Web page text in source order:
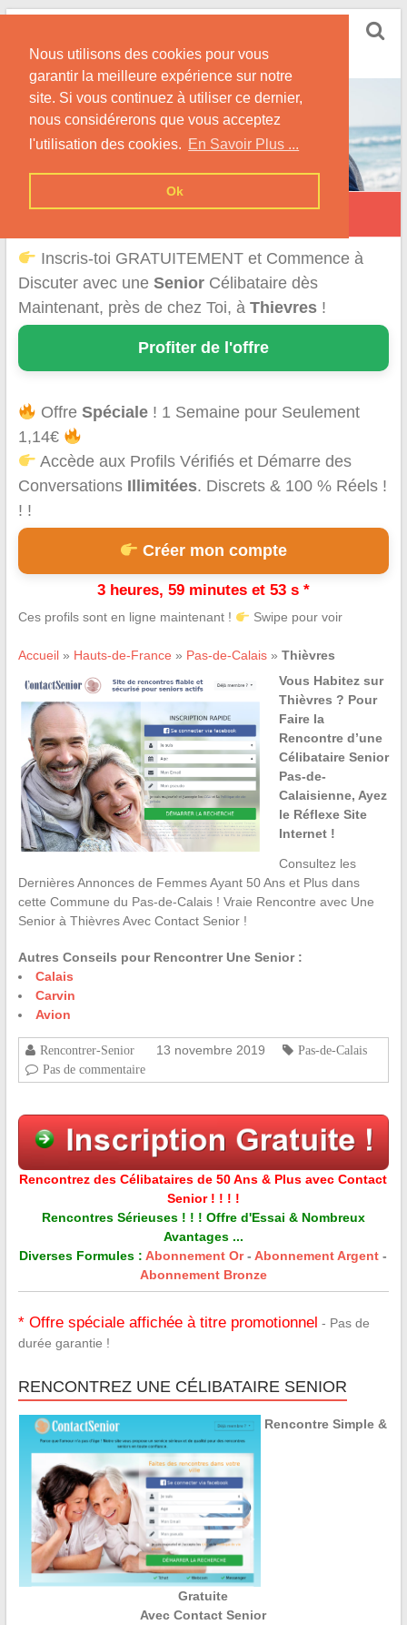
Nous utilisons des cookies pour vous
garantir la meilleure expérience sur notre
site. Si vous continuez à utiliser ce dernier,
nous considérerons que vous acceptez
l'utilisation des cookies. En Savoir Plus ...
Ok
Skip
content
Conseils & Infos pour la Rencontre d'une Senior
Thièvres
Inscris-toi GRATUITEMENT et Commence à
Discuter avec une SeniorCélibataire dès
Maintenant, près de chez Toi, à Thievres!
Profiter de l'offre
OffreSpéciale ! 1 Semaine pour Seulement
1,14€
Accède aux Profils Vérifiés et Démarre des
Conversations Illimitées. Discrets & 100 % Réels !
! !
Créer mon compte
3 heures, 59 minutes et 53 s *
Ces profils sont en ligne maintenant ! Swipe pour voir
Accueil» Hauts-de-France » Pas-de-Calais» Thièvres
Vous Habitez sur
Thièvres ? Pour
Faire la
Rencontre d’une
Célibataire Senior
Pas-de-
Calaisienne, Ayez
le Réflexe Site
Internet !
Consultez les
Dernières Annonces de Femmes Ayant 50 Ans et Plus dans
cette Commune du Pas-de-Calais ! Vraie Rencontre avec Une
Senior à Thièvres Avec Contact Senior !
Autres Conseils pour Rencontrer Une Senior :
Calais
Carvin
Avion
Rencontrer-Senior 13 novembre 2019
Pas-de-Calais
Pas de commentaire
Rencontrez des Célibataires de 50 Ans & Plus avec Contact
Senior ! ! ! !
Rencontres Sérieuses ! ! ! Offre d'Essai & Nombreux
Avantages ...
Diverses Formules : Abonnement Or-Abonnement Argent -
Abonnement Bronze
* Offre spéciale affichée à titre promotionnel - Pas de
durée garantie !
RENCONTREZ UNE CÉLIBATAIRE SENIOR
Rencontre Simple &
Gratuite
Avec Contact Senior